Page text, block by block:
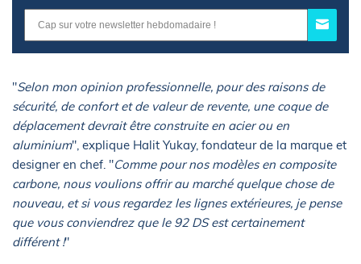
"Selon mon opinion professionnelle, pour des raisons de
sécurité, de confort et de valeur de revente, une coque de
déplacement devrait être construite en acier ou en
aluminium", explique Halit Yukay, fondateur de la marque et
designer en chef. "Comme pour nos modèles en composite
carbone, nous voulions offrir au marché quelque chose de
nouveau, et si vous regardez les lignes extérieures, je pense
que vous conviendrez que le 92 DS est certainement
différent !"